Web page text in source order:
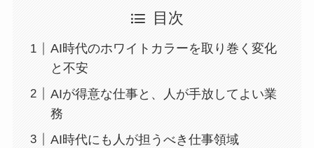
目次
AI時代のホワイトカラーを取り巻く変化
と不安
AIが得意な仕事と、人が手放してよい業
務
AI時代にも人が担うべき仕事領域